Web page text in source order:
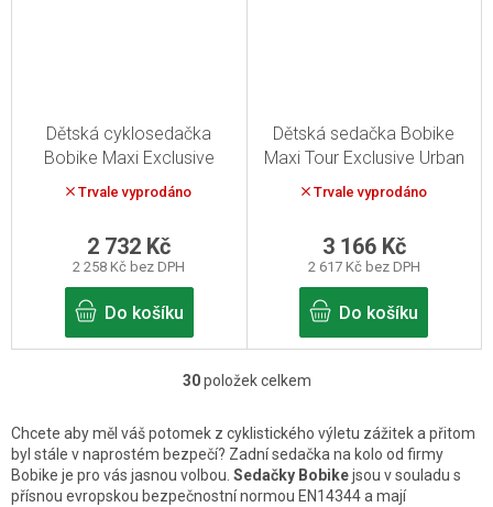
Dětská cyklosedačka
Bobike Maxi Exclusive
Safari Chic
Trvale vyprodáno
2 258 Kč bez DPH
2 732 Kč
Do košíku
Dětská sedačka Bobike
Maxi Tour Exclusive Urban
Black
Trvale vyprodáno
2 617 Kč bez DPH
3 166 Kč
Do košíku
O
v
l
á
30položek celkem
Chcete aby měl váš potomek z cyklistického výletu zážitek a přitom
byl stále v naprostém bezpečí? Zadní sedačka na kolo od firmy
Bobike je pro vás jasnou volbou. Sedačky Bobikejsou v souladu s
přísnou evropskou bezpečnostní normou EN14344 a mají